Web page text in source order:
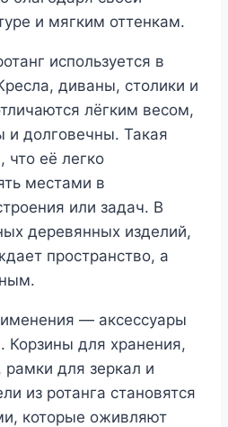
и мягким оттенкам.
используется в
диваны, столики и
лёгким весом,
и долговечны. Такая
что её легко
местами в
или задач. В
деревянных изделий,
пространство, а
— аксессуары
Корзины для хранения,
для зеркал и
из ротанга становятся
которые оживляют